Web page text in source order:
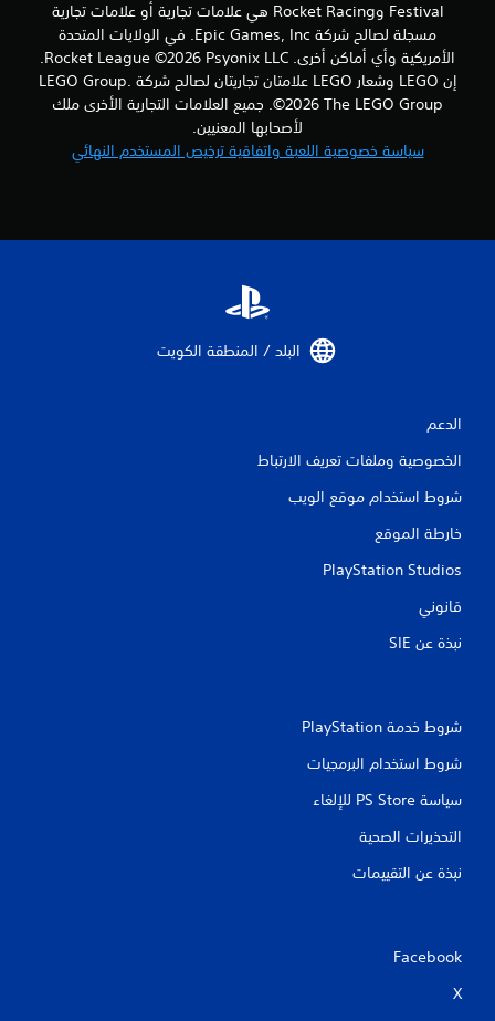
Festival وRocket Racing هي علامات تجارية أو علامات تجارية
مسجلة لصالح شركة Epic Games, Inc. في الولايات المتحدة
الأمريكية وأي أماكن أخرى. Rocket League ©2026 Psyonix LLC.
إن LEGO وشعار LEGO علامتان تجاريتان لصالح شركة LEGO Group.
©2026 The LEGO Group. جميع العلامات التجارية الأخرى ملك
لأصحابها المعنيين.
سياسة خصوصية اللعبة واتفاقية ترخيص المستخدم النهائي
البلد / المنطقة الكويت‏
الدعم
الخصوصية وملفات تعريف الارتباط
شروط استخدام موقع الويب
خارطة الموقع
PlayStation Studios
قانوني
نبذة عن SIE‏
شروط خدمة PlayStation‏
شروط استخدام البرمجيات
سياسة PS Store للإلغاء
التحذيرات الصحية
نبذة عن التقييمات
Facebook
X